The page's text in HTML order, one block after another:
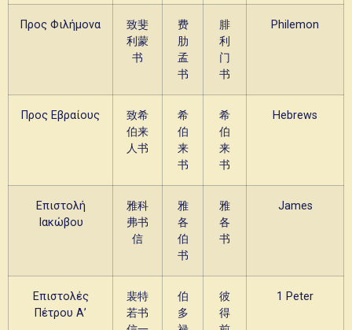
Προς Φιλήμονα
致斐
利蒙
书
费
肋
孟
书
腓
利
门
书
Philemon
Προς Εβραίους
致希
伯来
人书
希
伯
来
书
希
伯
来
书
Hebrews
Επιστολή
Ιακώβου
雅科
弗书
信
雅
各
伯
书
雅
各
书
James
Επιστολές
Πέτρου Α’
裴特
若书
伯
多
彼
得
1 Peter